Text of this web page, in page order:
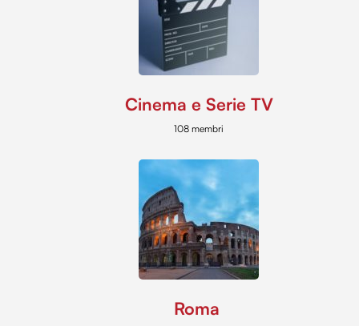
Cinema e Serie TV
108 membri
Roma